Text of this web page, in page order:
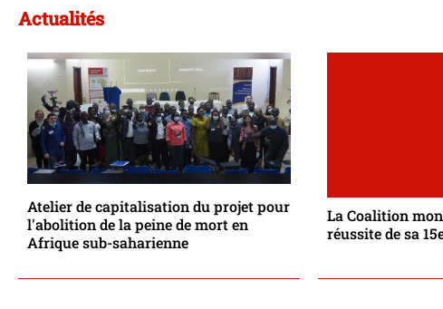
Actualités
Atelier de capitalisation du projet pour
l'abolition de la peine de mort en
Afrique sub-saharienne
La Coalition
réussite de sa